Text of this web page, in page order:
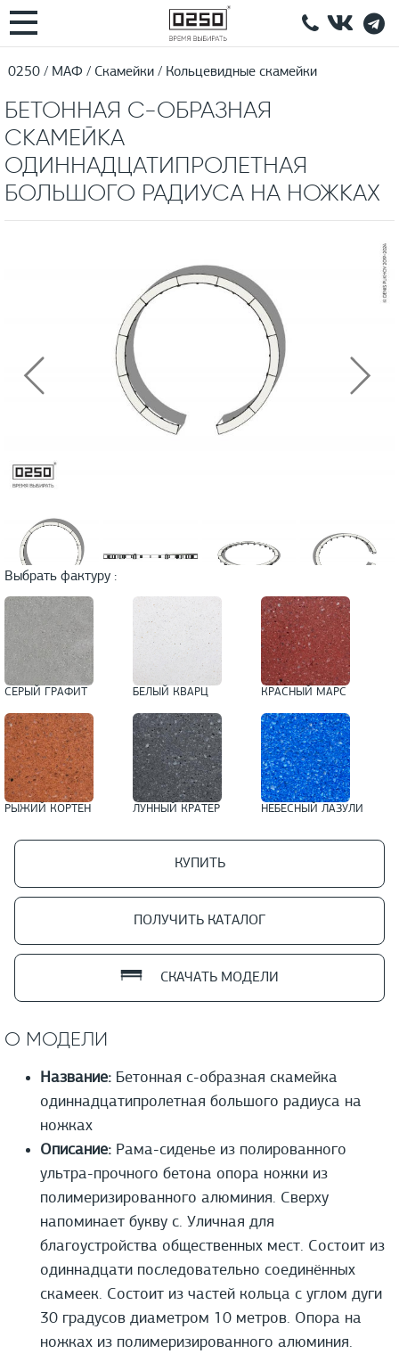
0250 МАФ Скамейки Кольцевидные скамейки
БЕТОННАЯ С-ОБРАЗНАЯ
СКАМЕЙКА
ОДИННАДЦАТИПРОЛЕТНАЯ
БОЛЬШОГО РАДИУСА НА НОЖКАХ
Выбрать фактуру :
СЕРЫЙ ГРАФИТ БЕЛЫЙ КВАРЦ КРАСНЫЙ МАРС
РЫЖИЙ КОРТЕН ЛУННЫЙ КРАТЕР НЕБЕСНЫЙ ЛАЗУЛИ
КУПИТЬ
ПОЛУЧИТЬ КАТАЛОГ
СКАЧАТЬ МОДЕЛИ
О МОДЕЛИ
Название: Бетонная с-образная скамейка
одиннадцатипролетная большого радиуса на
ножках
Описание: Рама-сиденье из полированного
ультра-прочного бетона опора ножки из
полимеризированного алюминия. Сверху
напоминает букву с. Уличная для
благоустройства общественных мест. Состоит из
одиннадцати последовательно соединённых
скамеек. Состоит из частей кольца с углом дуги
30 градусов диаметром 10 метров. Опора на
ножках из полимеризированного алюминия.